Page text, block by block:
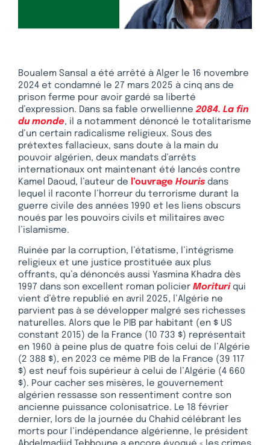
Boualem Sansal a été arrêté à Alger le 16 novembre
2024 et condamné le 27 mars 2025 à cinq ans de
prison ferme pour avoir gardé sa liberté
d’expression. Dans sa fable orwellienne2084. La fin
du monde, il a notamment dénoncé le totalitarisme
d’un certain radicalisme religieux. Sous des
prétextes fallacieux, sans doute à la main du
pouvoir algérien, deux mandats d’arrêts
internationaux ont maintenant été lancés contre
Kamel Daoud, l’auteur de l’ouvrage Houris dans
lequel il raconte l’horreur du terrorisme durant la
guerre civile des années 1990 et les liens obscurs
noués par les pouvoirs civils et militaires avec
l’islamisme.
Ruinée par la corruption, l’étatisme, l’intégrisme
religieux et une justice prostituée aux plus
offrants, qu’a dénoncés aussi Yasmina Khadra dès
1997 dans son excellent roman policier Morituriqui
vient d’être republié en avril 2025, l’Algérie ne
parvient pas à se développer malgré ses richesses
naturelles. Alors que le PIB par habitant (en $ US
constant 2015) de la France (10 733 $) représentait
en 1960 à peine plus de quatre fois celui de l’Algérie
(2 388 $), en 2023 ce même PIB de la France (39 117
$) est neuf fois supérieur à celui de l’Algérie (4 660
$). Pour cacher ses misères, le gouvernement
algérien ressasse son ressentiment contre son
ancienne puissance colonisatrice. Le 18 février
dernier, lors de la journée du Chahid célébrant les
morts pour l’indépendance algérienne, le président